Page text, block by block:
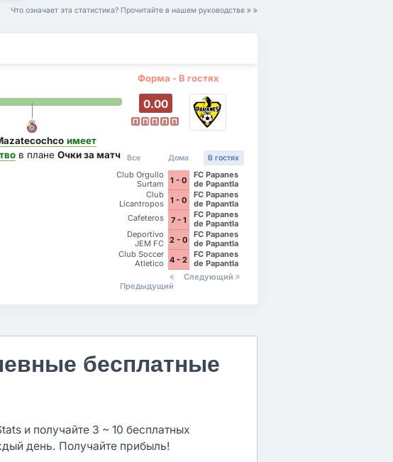
Что означает эта статистика? Прочитайте в нашем руководстве
Форма - В гостях
имеет
в плане Очки за матч
0.00
П П П П П
Все Дома В гостях
Club Orgullo
Surtam
1 - 0
FC Papanes
de Papantla
Club
Licantropos
1 - 0
FC Papanes
de Papantla
Cafeteros
7 - 1
FC Papanes
de Papantla
Deportivo
JEM FC 2 - 0
FC Papanes
de Papantla
Club Soccer
Atletico
Tulancingo
4 - 2
FC Papanes
de Papantla
Предыдущий
Следующий
бесплатные
и получайте 3 ~ 10 бесплатных
день. Получайте прибыль!